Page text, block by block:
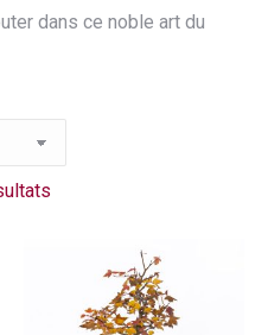
dans ce noble art du